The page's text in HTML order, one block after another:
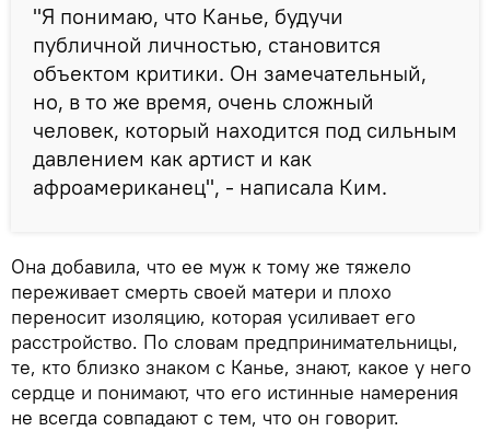
"Я понимаю, что Канье, будучи
публичной личностью, становится
объектом критики. Он замечательный,
но, в то же время, очень сложный
человек, который находится под сильным
давлением как артист и как
афроамериканец", - написала Ким.
Она добавила, что ее муж к тому же тяжело
переживает смерть своей матери и плохо
переносит изоляцию, которая усиливает его
расстройство. По словам предпринимательницы,
те, кто близко знаком с Канье, знают, какое у него
сердце и понимают, что его истинные намерения
не всегда совпадают с тем, что он говорит.